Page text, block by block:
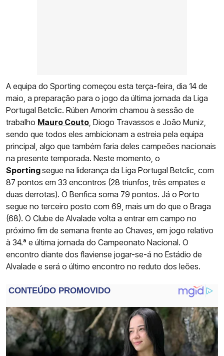
A equipa do Sporting começou esta terça-feira, dia 14 de
maio, a preparação para o jogo da última jornada da Liga
Portugal Betclic. Rúben Amorim chamou à sessão de
trabalho Mauro Couto, Diogo Travassos e João Muniz,
sendo que todos eles ambicionam a estreia pela equipa
principal, algo que também faria deles campeões nacionais
na presente temporada. Neste momento, o
Sportingsegue na liderança da Liga Portugal Betclic, com
87 pontos em 33 encontros (28 triunfos, três empates e
duas derrotas). O Benfica soma 79 pontos. Já o Porto
segue no terceiro posto com 69, mais um do que o Braga
(68). O Clube de Alvalade volta a entrar em campo no
próximo fim de semana frente ao Chaves, em jogo relativo
à 34.ª e última jornada do Campeonato Nacional. O
encontro diante dos flaviense jogar-se-á no Estádio de
Alvalade e será o último encontro no reduto dos leões.